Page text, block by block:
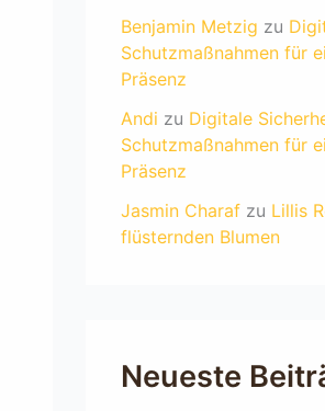
Benjamin Metzig zu
Schutzmaßnahmen für
Präsenz
Andi zu Digitale
Schutzmaßnahmen für
Präsenz
Jasmin Charaf zu Lillis
flüsternden Blumen
Neueste